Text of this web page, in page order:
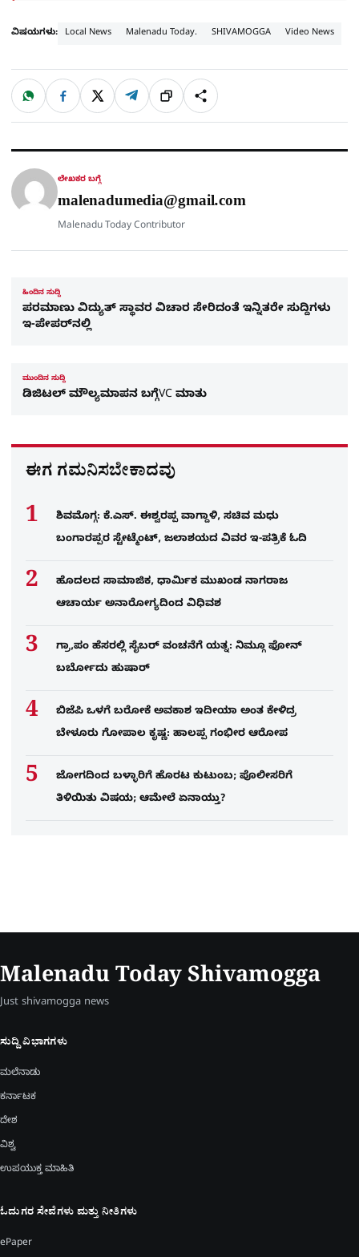
ವಿಷಯಗಳು: Local News Malenadu Today. SHIVAMOGGA Video News
ಹಂಚಿಕೊಳ್ಳಿ
W
a
t
p
F
c
e
o
X T
l
e
a
ಲಿಂ
ಕ್
S
h
a
e
ಲೇಖಕರ ಬಗ್ಗೆ
malenadumedia@gmail.com
Malenadu Today Contributor
ಹಿಂದಿನ ಸುದ್ದಿ
ಪರಮಾಣು ವಿದ್ಯುತ್​ ಸ್ಥಾವರ ವಿಚಾರ ಸೇರಿದಂತೆ ಇನ್ನಿತರೇ ಸುದ್ದಿಗಳು
ಇ-ಪೇಪರ್​​ನಲ್ಲಿ
ಮುಂದಿನ ಸುದ್ದಿ
ಡಿಜಿಟಲ್​ ಮೌಲ್ಯಮಾಪನ ಬಗ್ಗೆVC ಮಾತು
ಈಗ ಗಮನಿಸಬೇಕಾದವು
ಶಿವಮೊಗ್ಗ: ಕೆ.ಎಸ್. ಈಶ್ವರಪ್ಪ ವಾಗ್ದಾಳಿ, ಸಚಿವ ಮಧು
ಬಂಗಾರಪ್ಪರ ಸ್ಟೇಟ್ಮೆಂಟ್, ಜಲಾಶಯದ ವಿವರ ಇ-ಪತ್ರಿಕೆ ಓದಿ
ಹೊದಲದ ಸಾಮಾಜಿಕ, ಧಾರ್ಮಿಕ ಮುಖಂಡ ನಾಗರಾಜ
ಆಚಾರ್ಯ ಅನಾರೋಗ್ಯದಿಂದ ವಿಧಿವಶ
ಗ್ರಾ,ಪಂ ಹೆಸರಲ್ಲಿ ಸೈಬ‌ರ್ ವಂಚನೆಗೆ ಯತ್ನ: ನಿಮ್ಗೂ ಫೋನ್​
ಬರ್ಬೋದು ಹುಷಾರ್​​
ಬಿಜೆಪಿ ಒಳಗೆ ಬರೋಕೆ ಅವಕಾಶ ಇದೀಯಾ ಅಂತ ಕೇಳಿದ್ರ
ಬೇಳೂರು ಗೋಪಾಲ ಕೃಷ್ಣ: ಹಾಲಪ್ಪ ಗಂಭೀರ ಆರೋಪ
ಜೋಗದಿಂದ ಬಳ್ಳಾರಿಗೆ ಹೊರಟ ಕುಟುಂಬ; ಪೊಲೀಸರಿಗೆ
ತಿಳಿಯಿತು ವಿಷಯ; ಆಮೇಲೆ ಏನಾಯ್ತು?
Malenadu Today Shivamogga
Just shivamogga news
ಸುದ್ದಿ ವಿಭಾಗಗಳು
ಮಲೆನಾಡು
ಕರ್ನಾಟಕ
ದೇಶ
ವಿಶ್ವ
ಉಪಯುಕ್ತ ಮಾಹಿತಿ
ಓದುಗರ ಸೇವೆಗಳು ಮತ್ತು ನೀತಿಗಳು
ePaper